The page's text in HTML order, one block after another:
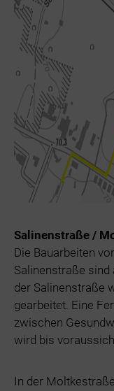
Salinenstraße /
Die Bauarbeiten
Salinenstraße
der Salinenstraße
gearbeitet. Eine
zwischen
wird bis
In der